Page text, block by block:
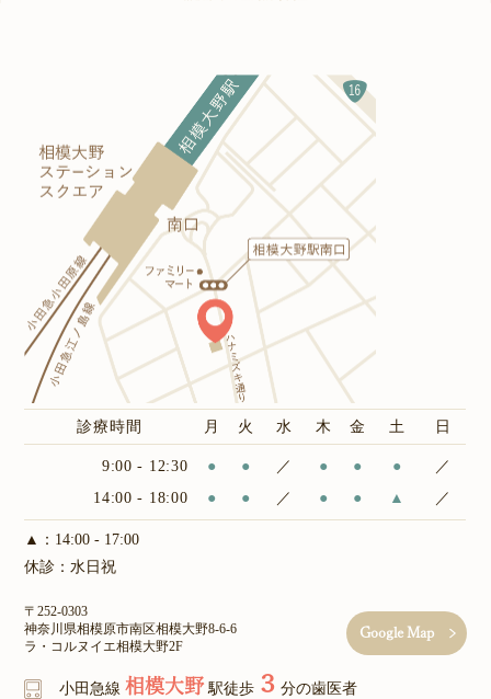
診療時間 月 火 水 木 金 土 日
9:00 - 12:30 ● ● ／ ● ● ●
／
14:00 - 18:00
● ● ／ ● ● ▲ ／
▲：14:00 - 17:00
休診：水日祝
〒252-0303
神奈川県相模原市南区相模大野8-6-6
ラ・コルヌイエ相模大野2F
Google Map
小田急線相模大野 駅徒歩 ３分の歯医者